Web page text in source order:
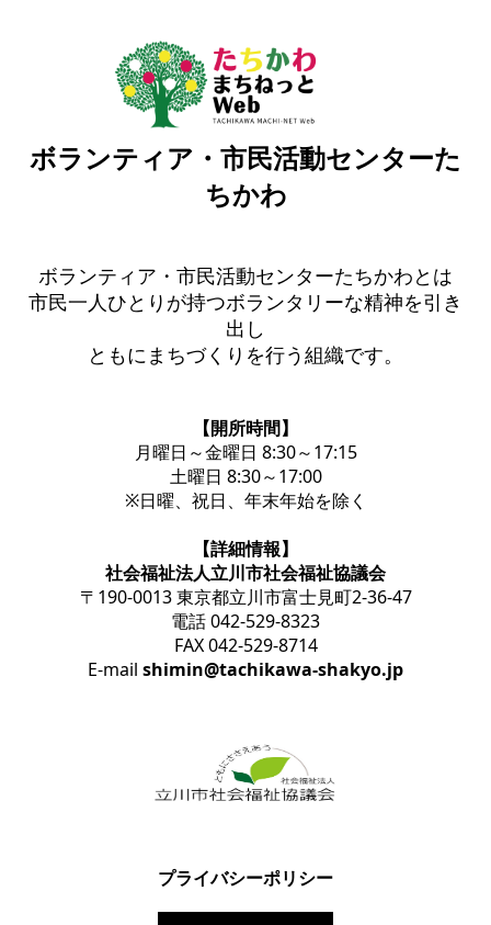
ボランティア・市民活動センターた
ちかわ
ボランティア・市民活動センターたちかわとは
市民一人ひとりが持つボランタリーな精神を引き
出し
ともにまちづくりを行う組織です。
【開所時間】
月曜日～金曜日 8:30～17:15
土曜日 8:30～17:00
※日曜、祝日、年末年始を除く
【詳細情報】
社会福祉法人立川市社会福祉協議会
〒190-0013 東京都立川市富士見町2-36-47
電話 042-529-8323
FAX 042-529-8714
E-mail shimin@tachikawa-shakyo.jp
プライバシーポリシー